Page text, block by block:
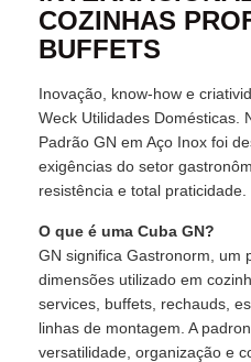
COZINHAS
BUFFETS
Inovação, know-how e
Weck Utilidades Domésticas.
Padrão GN em Aço Inox foi
exigências do setor
resistência e total praticidade.
O que é uma Cuba GN?
GN significa Gastronorm, um
dimensões utilizado em
services, buffets, rechauds,
linhas de montagem. A
versatilidade, organização e